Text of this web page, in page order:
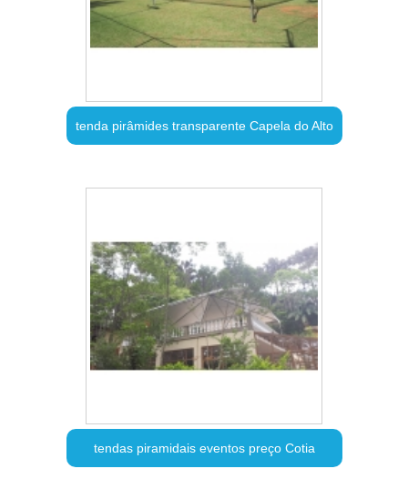
tenda pirâmides transparente Capela do Alto
tendas piramidais eventos preço Cotia